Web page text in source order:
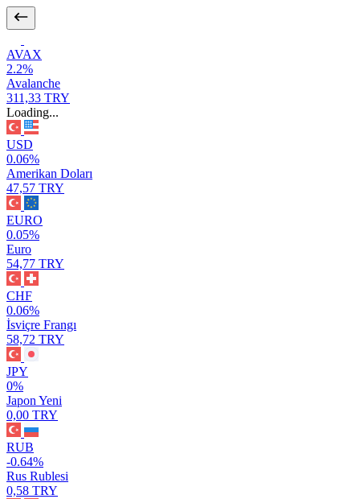
AVAX
2.2%
Avalanche
311,33 TRY
Loading...
USD
0.06%
Amerikan Doları
47,57 TRY
EURO
0.05%
Euro
54,77 TRY
CHF
0.06%
İsviçre Frangı
58,72 TRY
JPY
0%
Japon Yeni
0,00 TRY
RUB
-0.64%
Rus Rublesi
0,58 TRY